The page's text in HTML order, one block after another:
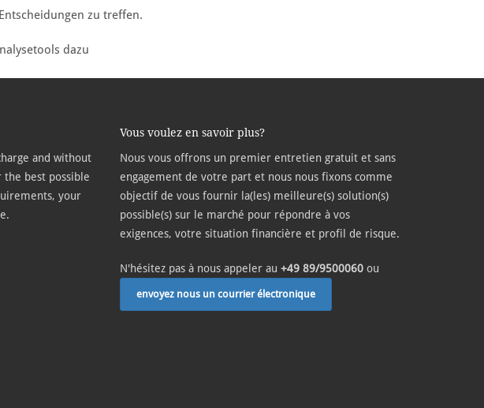
zu treffen.
dazu
and without
best possible
your
Vous voulez en savoir plus?
Nous vous offrons un premier entretien gratuit et sans
engagement de votre part et nous nous fixons comme
objectif de vous fournir la(les) meilleure(s) solution(s)
possible(s) sur le marché pour répondre à vos
exigences, votre situation financière et profil de risque.
N'hésitez pas à nous appeler au +49 89/9500060 ou
envoyez nous un courrier électronique